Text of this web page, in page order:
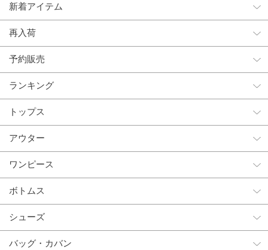
新着アイテム
再入荷
予約販売
ランキング
トップス
アウター
ワンピース
ボトムス
シューズ
バッグ・カバン